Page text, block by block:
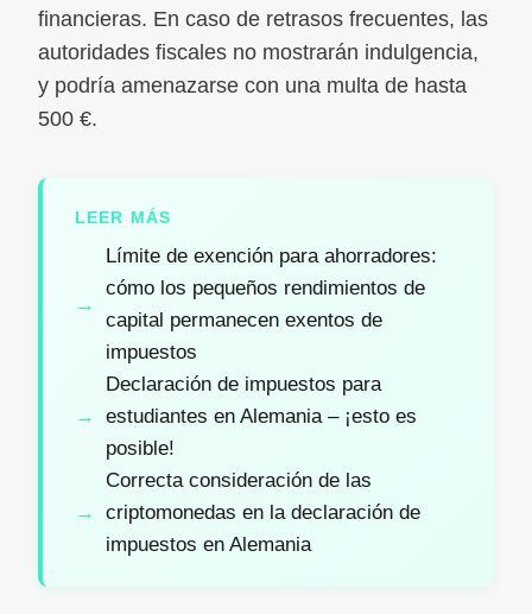
financieras. En caso de retrasos frecuentes, las
autoridades fiscales no mostrarán indulgencia,
y podría amenazarse con una multa de hasta
500 €.
LEER MÁS
Límite de exención para ahorradores:
cómo los pequeños rendimientos de
capital permanecen exentos de
impuestos
Declaración de impuestos para
estudiantes en Alemania – ¡esto es
posible!
Correcta consideración de las
criptomonedas en la declaración de
impuestos en Alemania